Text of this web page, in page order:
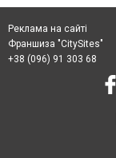
Реклама на сайті
Франшиза "CitySites"
+38 (096) 91 303 68